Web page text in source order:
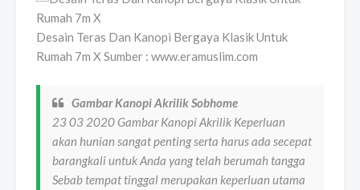
Desain Teras Dan Kanopi Bergaya Klasik Untuk
Rumah 7m X Sumber : www.eramuslim.com
Gambar Kanopi Akrilik Sobhome
23 03 2020 Gambar Kanopi Akrilik Keperluan
akan hunian sangat penting serta harus ada secepat
barangkali untuk Anda yang telah berumah tangga
Sebab tempat tinggal merupakan keperluan utama